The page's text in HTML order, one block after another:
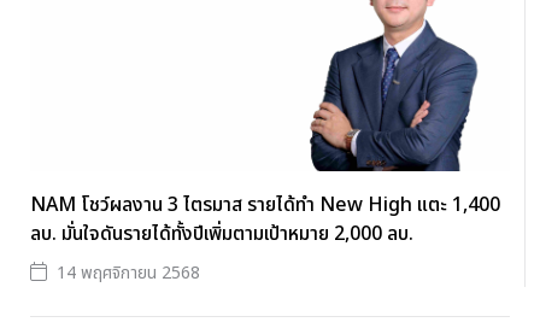
NAM โชว์ผลงาน 3 ไตรมาส รายได้ทำ New High แตะ 1,400
ลบ. มั่นใจดันรายได้ทั้งปีเพิ่มตามเป้าหมาย 2,000 ลบ.
14 พฤศจิกายน 2568